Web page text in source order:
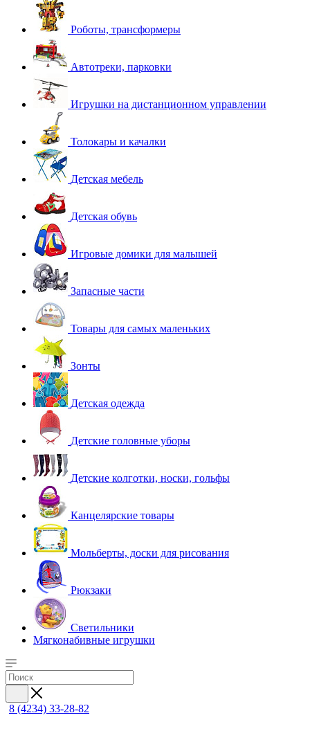
Роботы, трансформеры
Автотреки, парковки
Игрушки на дистанционном управлении
Толокары и качалки
Детская мебель
Детская обувь
Игровые домики для малышей
Запасные части
Товары для самых маленьких
Зонты
Детская одежда
Детские головные уборы
Детские колготки, носки, гольфы
Канцелярские товары
Мольберты, доски для рисования
Рюкзаки
Светильники
Мягконабивные игрушки
8 (4234) 33-28-82